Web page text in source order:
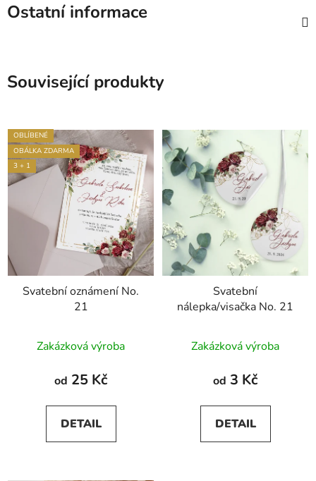
Ostatní informace
Související produkty
OBLÍBENÉ
OBÁLKA ZDARMA
3 + 1
Svatební oznámení No.
21
hodnocení
produktu
5,0
z
Zakázková výroba
od 25 Kč
DETAIL
Svatební
nálepka/visačka No. 21
Zakázková výroba
od 3 Kč
DETAIL